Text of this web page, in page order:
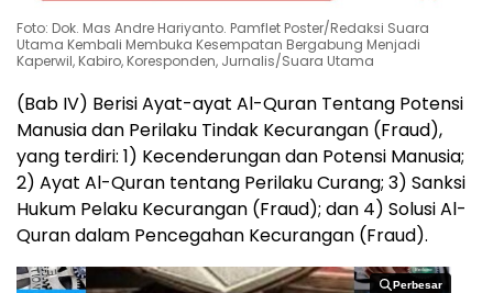
Foto: Dok. Mas Andre Hariyanto. Pamflet Poster/Redaksi Suara
Utama Kembali Membuka Kesempatan Bergabung Menjadi
Kaperwil, Kabiro, Koresponden, Jurnalis/Suara Utama
(Bab IV) Berisi Ayat-ayat Al-Quran Tentang Potensi
Manusia dan Perilaku Tindak Kecurangan (Fraud),
yang terdiri: 1) Kecenderungan dan Potensi Manusia;
2) Ayat Al-Quran tentang Perilaku Curang; 3) Sanksi
Hukum Pelaku Kecurangan (Fraud); dan 4) Solusi Al-
Quran dalam Pencegahan Kecurangan (Fraud).
Perbesar
Perbesar